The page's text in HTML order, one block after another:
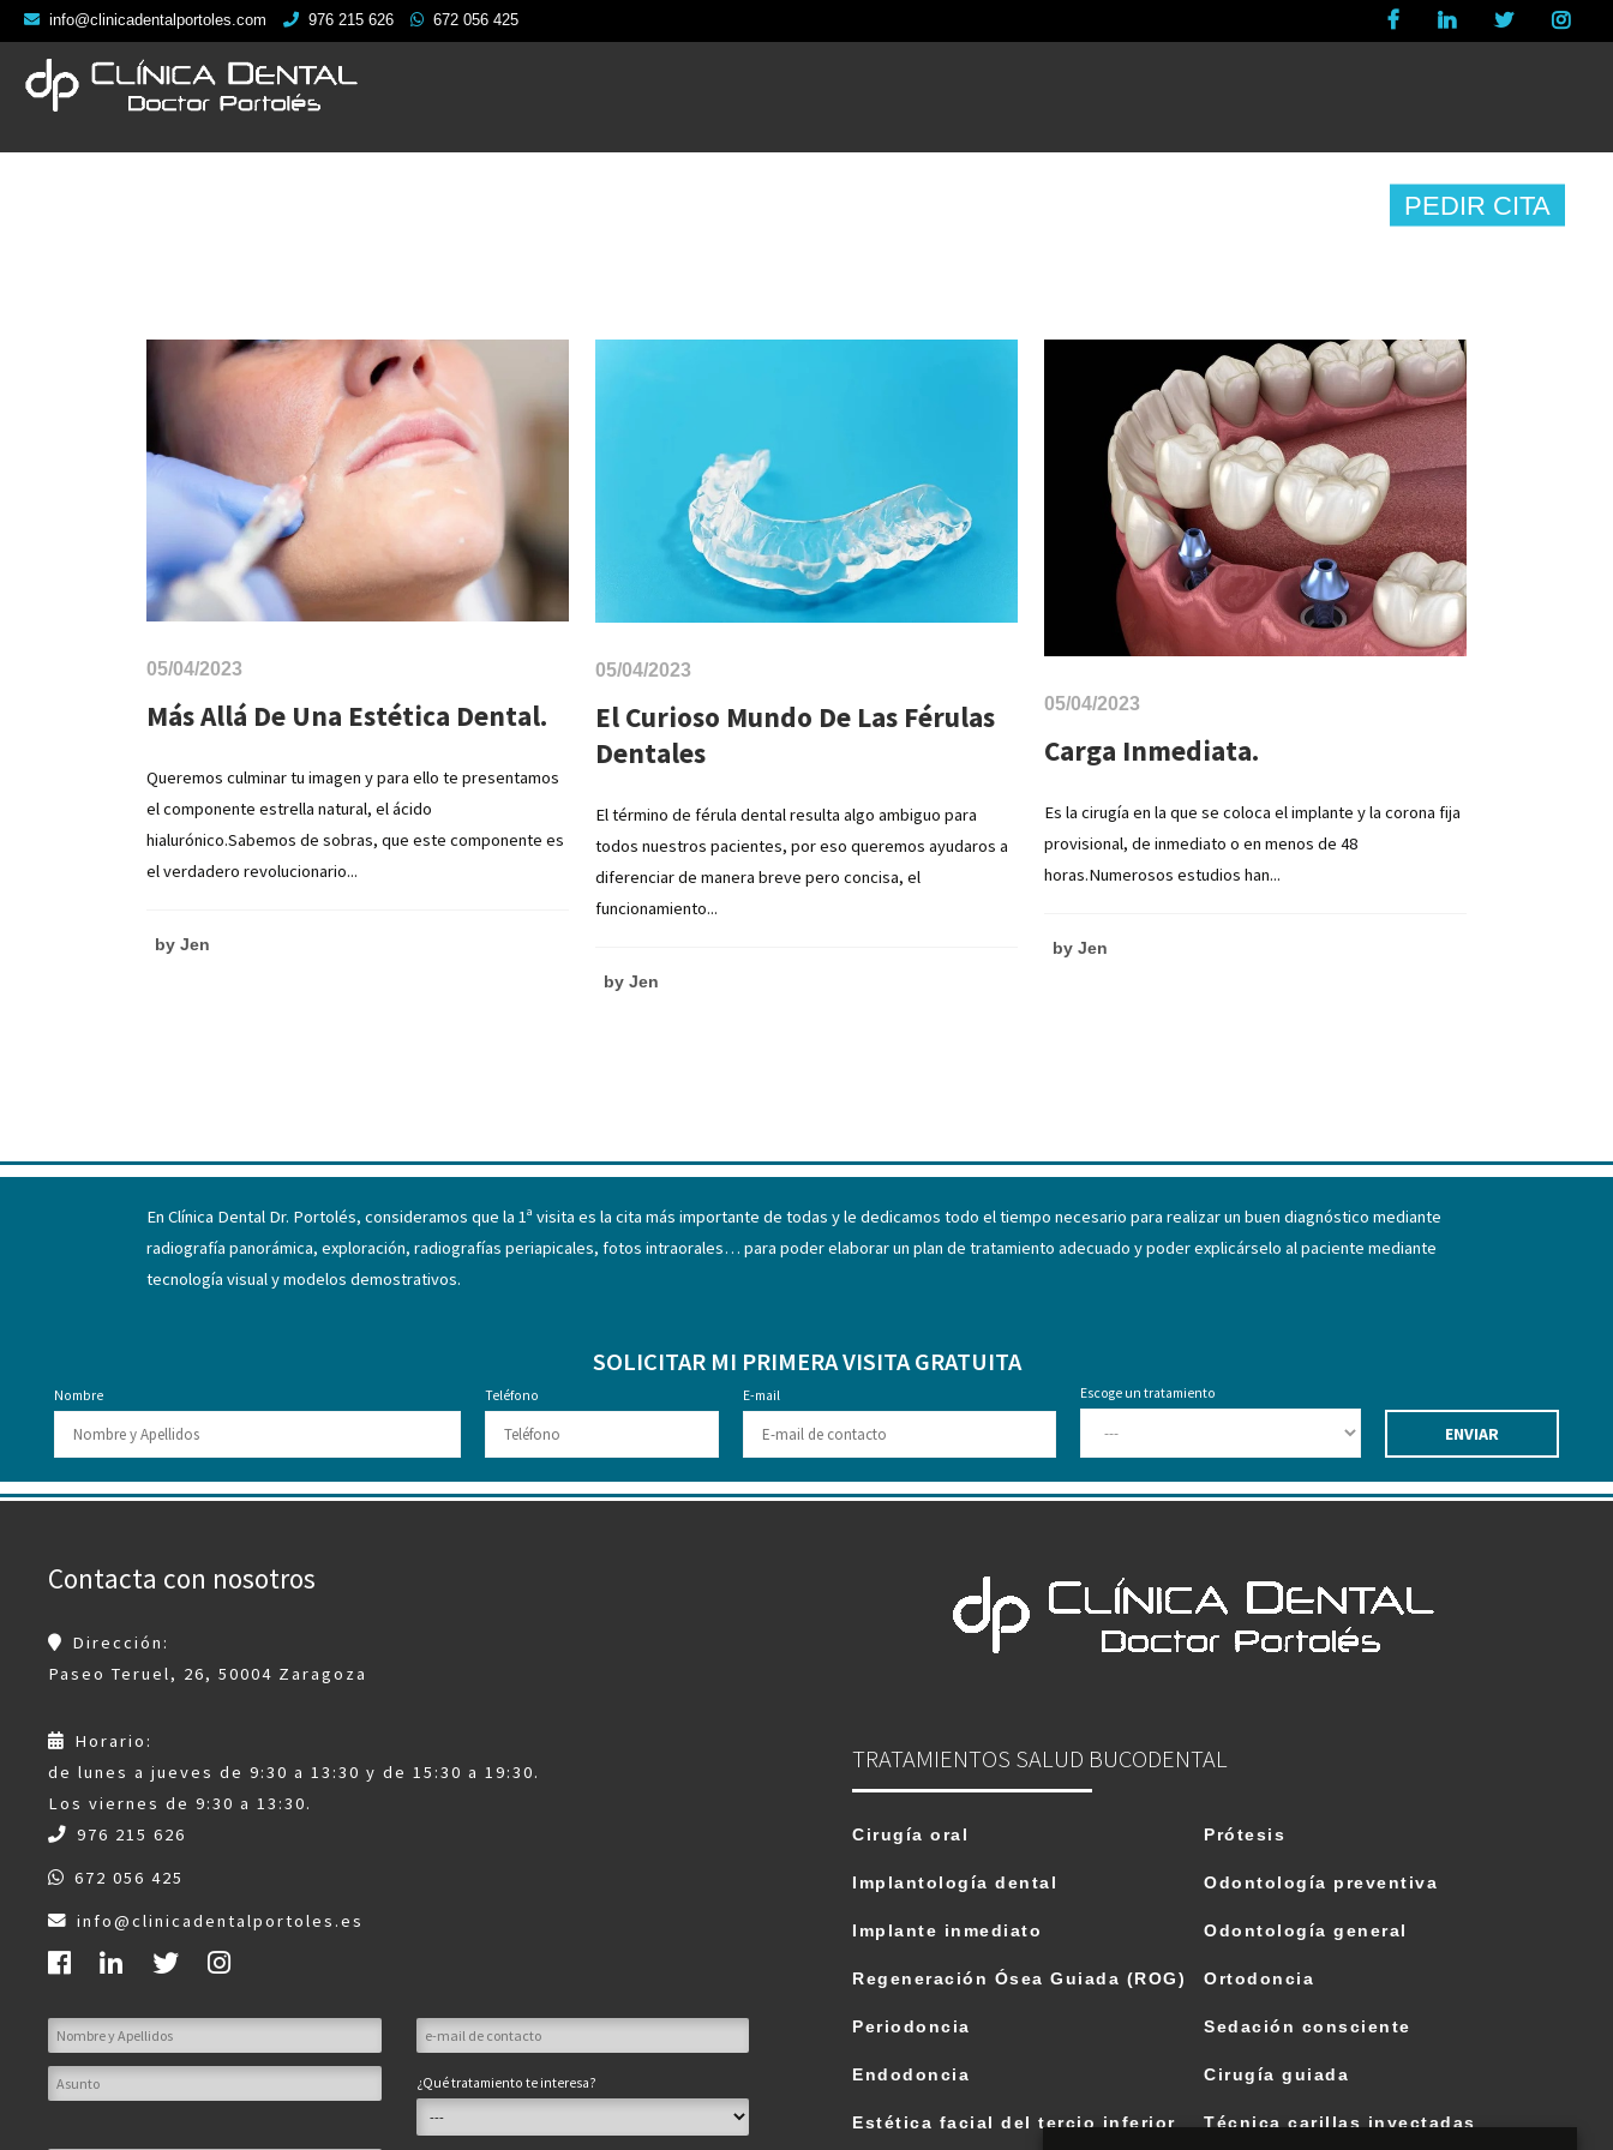
info@clinicadentalportoles.com 976 215 626 672 056 425
PEDIR CITA
05/04/2023
Más Allá De Una Estética Dental.
Queremos culminar tu imagen y para ello te presentamos
el componente estrella natural, el ácido
hialurónico.Sabemos de sobras, que este componente es
el verdadero revolucionario...
by Jen
05/04/2023
El Curioso Mundo De Las Férulas
Dentales
El término de férula dental resulta algo ambiguo para
todos nuestros pacientes, por eso queremos ayudaros a
diferenciar de manera breve pero concisa, el
funcionamiento...
by Jen
05/04/2023
Carga Inmediata.
Es la cirugía en la que se coloca el implante y la corona fija
provisional, de inmediato o en menos de 48
horas.Numerosos estudios han...
by Jen
En Clínica Dental Dr. Portolés, consideramos que la 1ª visita es la cita más importante de todas y le dedicamos todo el tiempo necesario para realizar un buen diagnóstico mediante
radiografía panorámica, exploración, radiografías periapicales, fotos intraorales… para poder elaborar un plan de tratamiento adecuado y poder explicárselo al paciente mediante
tecnología visual y modelos demostrativos.
SOLICITAR MI PRIMERA VISITA GRATUITA
Nombre Teléfono E-mail Escoge un tratamiento
Contacta con nosotros
Dirección:
Paseo Teruel, 26, 50004 Zaragoza
Horario:
de lunes a jueves de 9:30 a 13:30 y de 15:30 a 19:30.
Los viernes de 9:30 a 13:30.
976 215 626
672 056 425
info@clinicadentalportoles.es
¿Qué tratamiento te interesa?
TRATAMIENTOS SALUD BUCODENTAL
Cirugía oral
Implantología dental
Implante inmediato
Regeneración Ósea Guiada (ROG)
Periodoncia
Endodoncia
Estética facial del tercio inferior
Prótesis
Odontología preventiva
Odontología general
Ortodoncia
Sedación consciente
Cirugía guiada
Técnica carillas inyectadas